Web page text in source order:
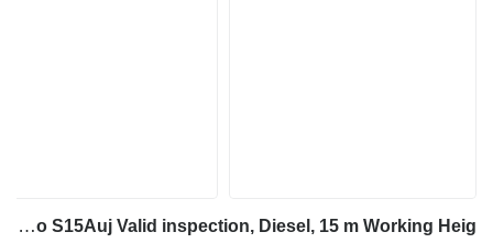
Nagano S15Auj Valid inspection, Diesel, 15 m Working Heig